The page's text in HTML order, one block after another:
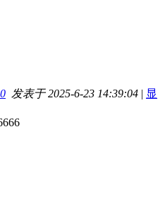
发表于 2025-6-23 14:39:04 | 显